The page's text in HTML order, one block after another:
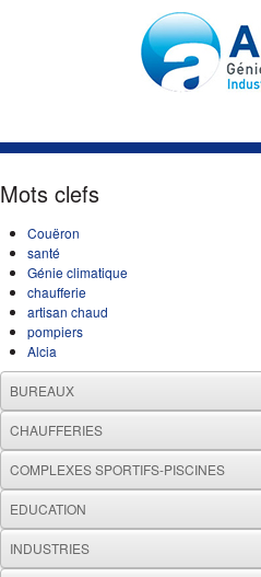
Mots clefs
Couëron
santé
Génie climatique
chaufferie
artisan chaud
pompiers
Alcia
BUREAUX
CHAUFFERIES
COMPLEXES SPORTIFS-PISCINES
EDUCATION
INDUSTRIES